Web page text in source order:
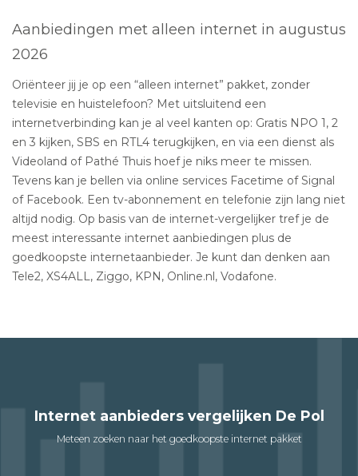
Aanbiedingen met alleen internet in augustus
2026
Oriënteer jij je op een “alleen internet” pakket, zonder
televisie en huistelefoon? Met uitsluitend een
internetverbinding kan je al veel kanten op: Gratis NPO 1, 2
en 3 kijken, SBS en RTL4 terugkijken, en via een dienst als
Videoland of Pathé Thuis hoef je niks meer te missen.
Tevens kan je bellen via online services Facetime of Signal
of Facebook. Een tv-abonnement en telefonie zijn lang niet
altijd nodig. Op basis van de internet-vergelijker tref je de
meest interessante internet aanbiedingen plus de
goedkoopste internetaanbieder. Je kunt dan denken aan
Tele2, XS4ALL, Ziggo, KPN, Online.nl, Vodafone.
Internet aanbieders vergelijken De Pol
Meteen zoeken naar het goedkoopste internet pakket